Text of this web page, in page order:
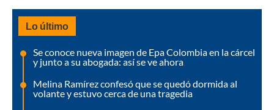
Lo último
Se conoce nueva imagen de Epa Colombia en la cárcel
y junto a su abogada: así se ve ahora
Melina Ramírez confesó que se quedó dormida al
volante y estuvo cerca de una tragedia